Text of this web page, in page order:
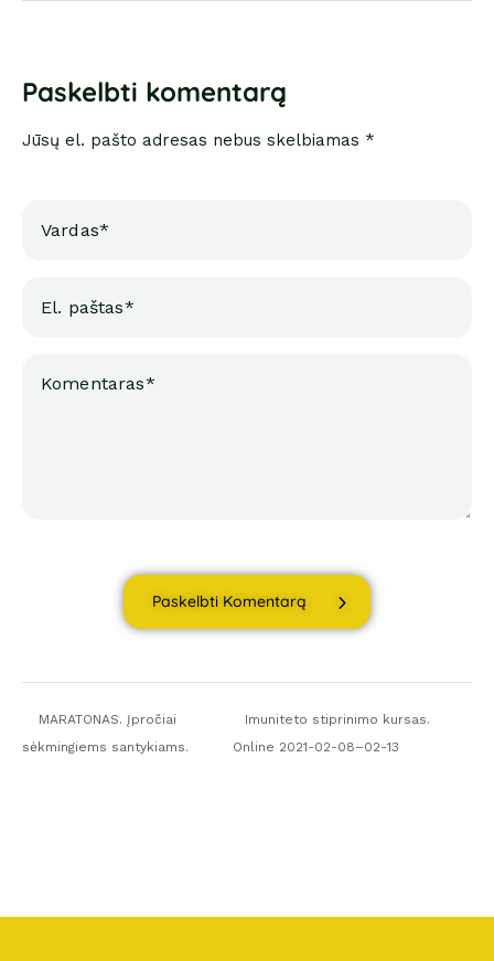
Paskelbti komentarą
Jūsų el. pašto adresas nebus skelbiamas *
Paskelbti Komentarą
MARATONAS. Įpročiai
sėkmingiems santykiams.
Imuniteto stiprinimo kursas.
Online 2021-02-08–02-13